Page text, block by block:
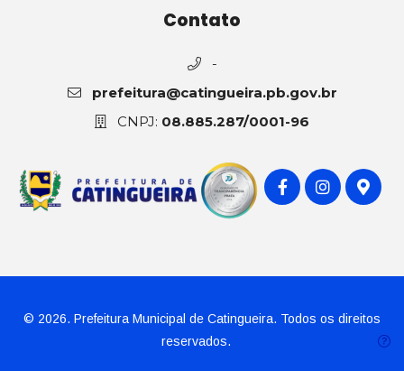
Contato
-
prefeitura@catingueira.pb.gov.br
CNPJ: 08.885.287/0001-96
© 2026. Prefeitura Municipal de Catingueira. Todos os direitos
reservados.